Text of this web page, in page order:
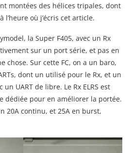
montées des hélices tripales, dont
l’heure où j’écris cet article.
la Super F405, avec un Rx
sur un port série, et pas en
chose. Sur cette FC, on a un baro,
dont un utilisé pour le Rx, et un
un UART de libre. Le Rx ELRS est
dédiée pour en améliorer la portée.
20A continu, et 25A en burst,